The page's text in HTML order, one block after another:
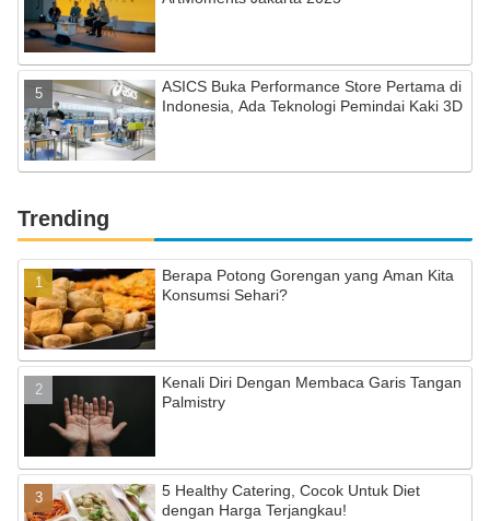
ASICS Buka Performance Store Pertama di
Indonesia, Ada Teknologi Pemindai Kaki 3D
Trending
Berapa Potong Gorengan yang Aman Kita
Konsumsi Sehari?
Kenali Diri Dengan Membaca Garis Tangan
Palmistry
5 Healthy Catering, Cocok Untuk Diet
dengan Harga Terjangkau!